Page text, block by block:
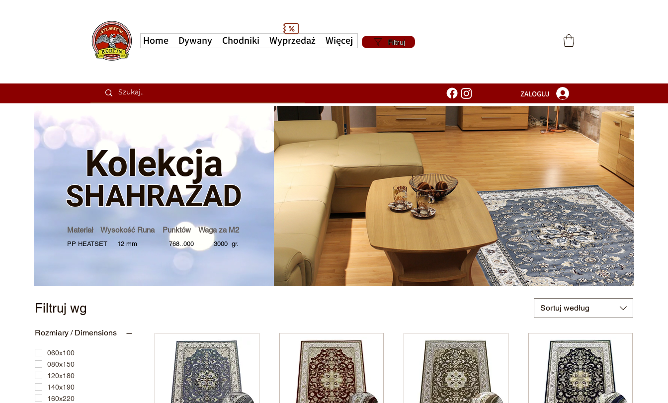
Home Dywany Chodniki Wyprzedaż Więcej Filtruj
ZALOGUJ
Filtruj wg
Rozmiary / Dimensions
060x100
080x150
120x180
140x190
160x220
Sortuj według
Kolekcja
SHAHRAZAD
Materiał Wysokość Runa Punktów Waga za M2
PP HEATSET 12 mm 768..000 3000 gr.